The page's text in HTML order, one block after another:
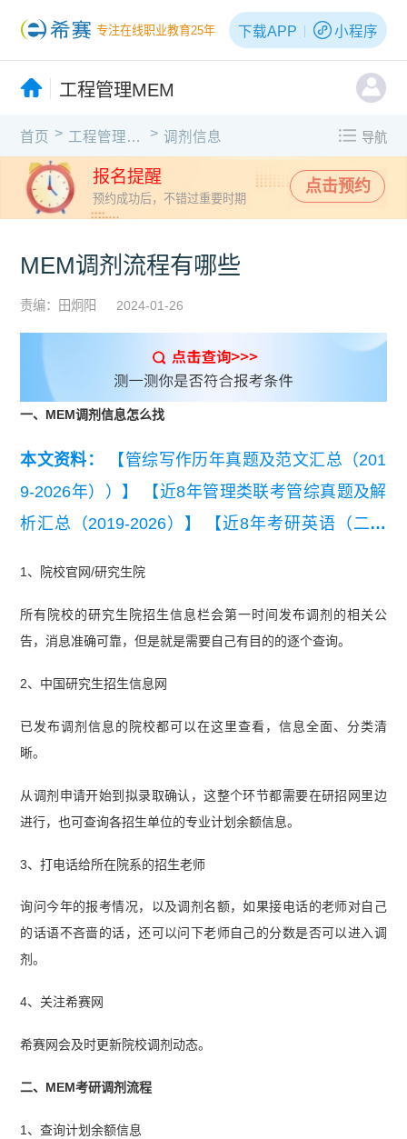
专注在线职业教育25年 下载APP 小程序
工程管理MEM
首页 > 工程管理MEM > 调剂信息 导航
报名提醒
预约成功后，不错过重要时期
点击预约
MEM调剂流程有哪些
责编：田炯阳 2024-01-26
一、MEM调剂信息怎么找
本文资料：
【管综写作历年真题及范文汇总（201
9-2026年））】
【近8年管理类联考管综真题及解
析汇总（2019-2026）】
【近8年考研英语（二）
1、院校官网/研究生院
所有院校的研究生院招生信息栏会第一时间发布调剂的相关公
告，消息准确可靠，但是就是需要自己有目的的逐个查询。
2、中国研究生招生信息网
已发布调剂信息的院校都可以在这里查看，信息全面、分类清
晰。
从调剂申请开始到拟录取确认，这整个环节都需要在研招网里边
进行，也可查询各招生单位的专业计划余额信息。
3、打电话给所在院系的招生老师
询问今年的报考情况，以及调剂名额，如果接电话的老师对自己
的话语不吝啬的话，还可以问下老师自己的分数是否可以进入调
剂。
4、关注希赛网
希赛网会及时更新院校调剂动态。
二、MEM考研调剂流程
1、查询计划余额信息